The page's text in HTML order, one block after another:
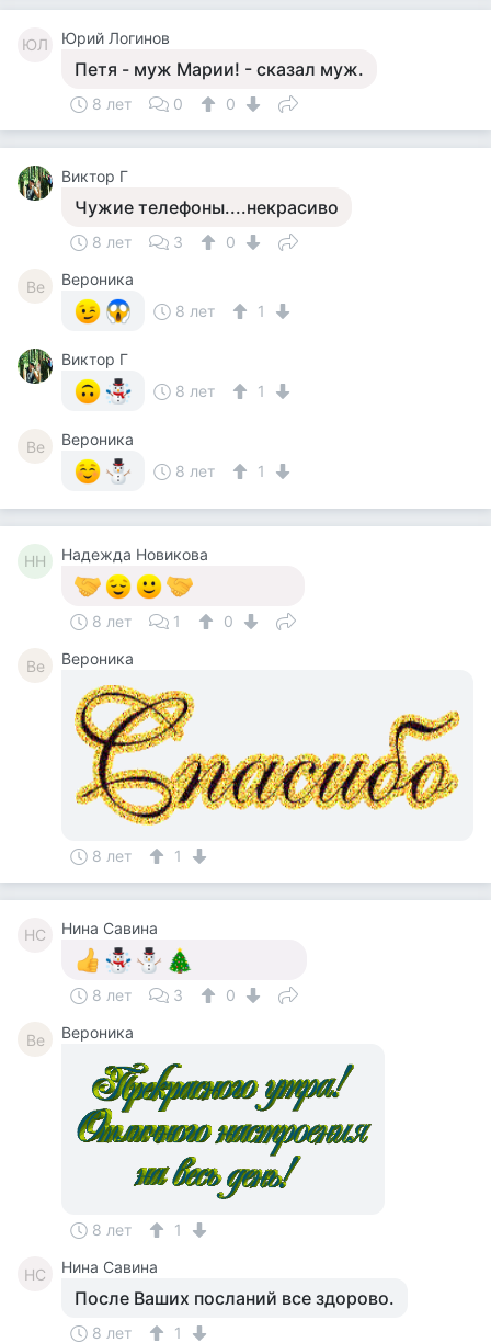
ЮЛ Юрий Логинов
Петя - муж Марии! - сказал муж.
8 лет 0 0
Виктор Г
Чужие телефоны....некрасиво
8 лет 3 0
Ве
Вероника
8 лет
1
Виктор Г
8 лет
1
Ве
Вероника
8 лет
1
НН Надежда Новикова
8 лет 1 0
Ве Вероника
8 лет 1
НС Нина Савина
8 лет 3 0
Ве Вероника
8 лет 1
НС Нина Савина
После Ваших посланий все здорово.
8 лет 1